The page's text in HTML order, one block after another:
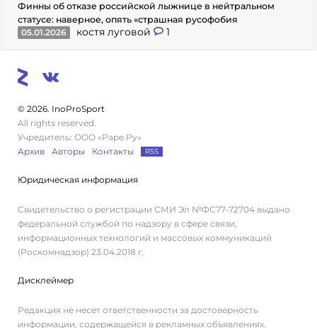
Финны об отказе российской лыжнице в нейтральном
статусе: наверное, опять «страшная русофобия
05.01.2026
костя луговой 1
© 2026. InoProSport
All rights reserved.
Учредитель: ООО «Раре.Ру»
Архив
Авторы Контакты RSS
Юридическая информация
Свидетельство о регистрации СМИ Эл №ФС77-72704 выдано
федеральной службой по надзору в сфере связи,
информационных технологий и массовых коммуникаций
(Роскомнадзор) 23.04.2018 г.
Дисклеймер
Редакция не несет ответственности за достоверность
информации, содержащейся в рекламных объявлениях.